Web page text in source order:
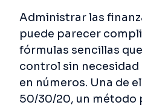
Administrar las
puede parecer
fórmulas sencillas
control sin necesidad
en números. Una de
50/30/20, un método